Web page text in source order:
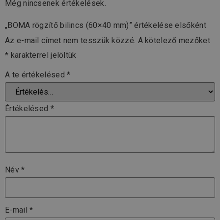
Még nincsenek értékelések.
„BOMA rögzítő bilincs (60×40 mm)” értékelése elsőként
Az e-mail címet nem tesszük közzé. A kötelező mezőket
* karakterrel jelöltük
A te értékelésed*
Értékelésed *
Név*
E-mail*